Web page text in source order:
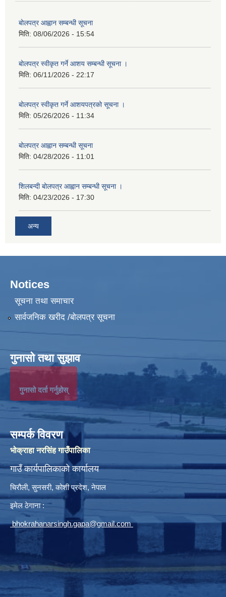
बोलपत्र आह्वान सम्बन्धी सूचना
मिति: 08/06/2026 - 15:54
बोलपत्र स्वीकृत गर्ने आशय सम्बन्धी सूचना ।
मिति: 06/11/2026 - 22:17
बोलपत्र स्वीकृत गर्ने आशयपत्रको सूचना ।
मिति: 05/26/2026 - 11:34
बोलपत्र आह्वान सम्बन्धी सूचना
मिति: 04/28/2026 - 11:01
शिलबन्दी बोलपत्र आह्वान सम्बन्धी सूचना ।
मिति: 04/23/2026 - 17:30
अन्य
Notices
सूचना तथा समाचार
सार्वजनिक खरीद /बोलपत्र सूचना
गुनासो तथा सुझाव
गुनासो दर्ता गर्नुहोस्
सम्पर्क विवरण
भोक्राहा नरसिंह गाउँपालिका
गाउँ कार्यपालिकाको कार्यालय
चिरौली, सुनसरी, कोशी प्रदेश, नेपाल
इमेल ठेगाना :
bhokrahanarsingh.gapa@gmail.com